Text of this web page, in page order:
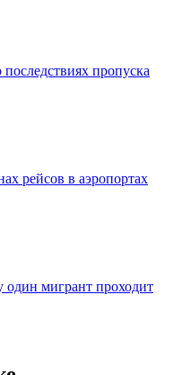
пропуска
рейсов в аэропортах
один мигрант проходит